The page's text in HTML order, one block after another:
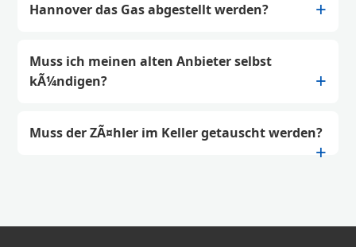
Hannover das Gas abgestellt werden?
Muss ich meinen alten Anbieter selbst
kÃ¼ndigen?
Muss der ZÃ¤hler im Keller getauscht werden?